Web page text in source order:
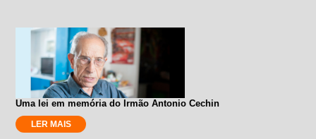
Uma lei em memória do Irmão Antonio Cechin
LER MAIS